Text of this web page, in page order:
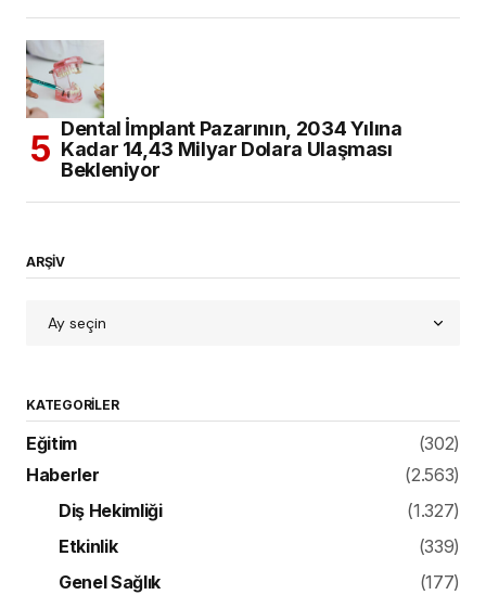
Dental İmplant Pazarının, 2034 Yılına
Kadar 14,43 Milyar Dolara Ulaşması
Bekleniyor
ARŞİV
KATEGORILER
Eğitim
(302)
Haberler
(2.563)
Diş Hekimliği
(1.327)
Etkinlik
(339)
Genel Sağlık
(177)